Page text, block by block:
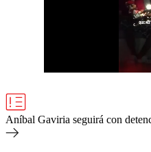
Aníbal Gaviria seguirá con